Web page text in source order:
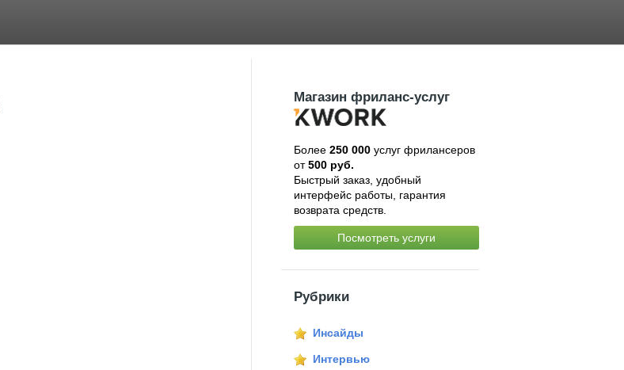
Магазин фриланс-услуг
Более 250 000услуг фрилансеров
от500 руб.
Быстрый заказ, удобный
интерфейс работы, гарантия
возврата средств.
Посмотреть услуги
Рубрики
Инсайды
Интервью